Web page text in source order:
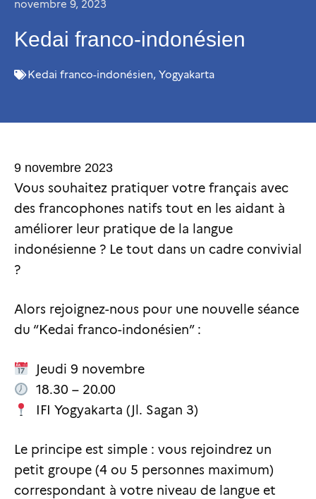
novembre 9, 2023
Kedai franco-indonésien
Kedai franco-indonésien, Yogyakarta
9 novembre 2023
Vous souhaitez pratiquer votre français avec
des francophones natifs tout en les aidant à
améliorer leur pratique de la langue
indonésienne ? Le tout dans un cadre convivial
?
Alors rejoignez-nous pour une nouvelle séance
du “Kedai franco-indonésien” :
Jeudi 9 novembre
18.30 – 20.00
IFI Yogyakarta (Jl. Sagan 3)
Le principe est simple : vous rejoindrez un
petit groupe (4 ou 5 personnes maximum)
correspondant à votre niveau de langue et